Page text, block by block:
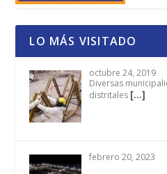
LO MÁS VISITADO
octubre 24, 2019
Diversas
distritales […]
febrero 20, 2023